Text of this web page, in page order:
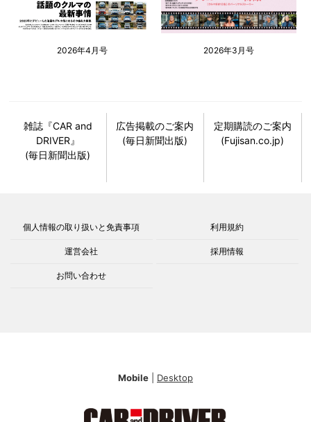
2026年4月号 2026年3月号
雑誌『CAR and
DRIVER』
(毎日新聞出版)
広告掲載のご案内
(毎日新聞出版)
定期購読のご案内
(Fujisan.co.jp)
個人情報の取り扱いと免責事項 利用規約
運営会社 採用情報
お問い合わせ
Mobile Desktop